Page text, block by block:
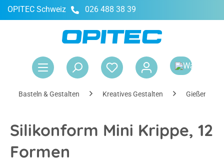
springen
OPITEC Schweiz 026 488 38 39
Basteln & Gestalten Kreatives Gestalten Gießen
Silikonform Mini Krippe, 12
Formen